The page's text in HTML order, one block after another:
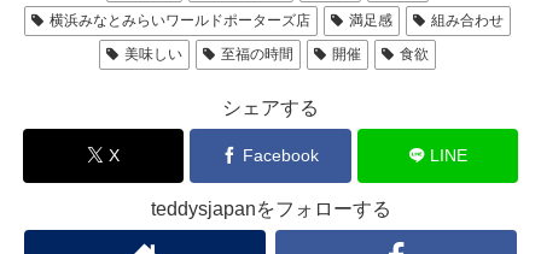
横浜みなとみらいワールドポーターズ店
満足感
組み合わせ
美味しい
至福の時間 開催 食欲
シェアする
X Facebook LINE
teddysjapanをフォローする